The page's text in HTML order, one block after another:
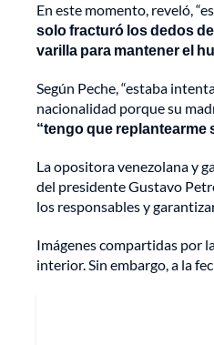
En este momento, reveló,
solo fracturó los dedos
varilla para mantener el
Según Peche, “estaba
nacionalidad porque su
“tengo que replantearme
La opositora venezolana y
del presidente Gustavo
los responsables y
Imágenes compartidas por
interior. Sin embargo, a la